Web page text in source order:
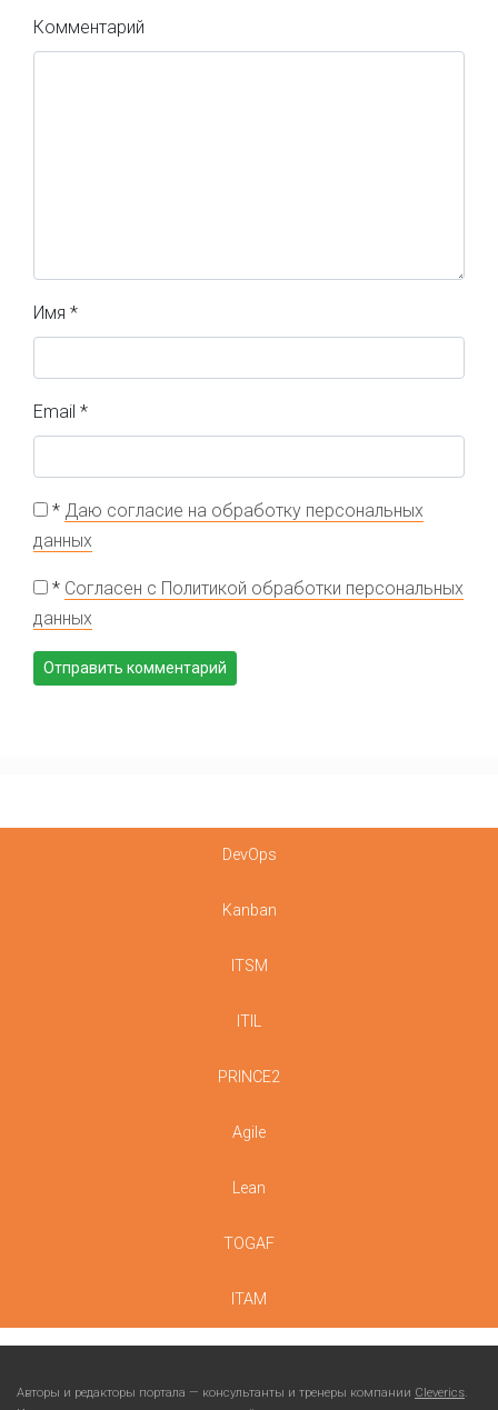
Комментарий
Имя *
Email *
* Даю согласие на обработку персональных
данных
* Согласен с Политикой обработки персональных
данных
DevOps
Kanban
ITSM
ITIL
PRINCE2
Agile
Lean
TOGAF
ITAM
Авторы и редакторы портала — консультанты и тренеры компании Cleverics.